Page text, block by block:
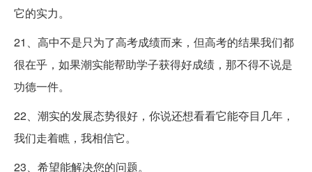
它的实力。
21、高中不是只为了高考成绩而来，但高考的结果我们都
很在乎，如果潮实能帮助学子获得好成绩，那不得不说是
功德一件。
22、潮实的发展态势很好，你说还想看看它能夺目几年，
我们走着瞧，我相信它。
23、希望能解决您的问题。